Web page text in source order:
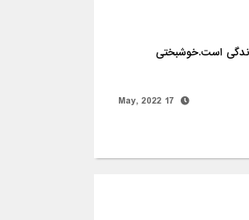
زندگی است.خوشبختی
17 May, 2022